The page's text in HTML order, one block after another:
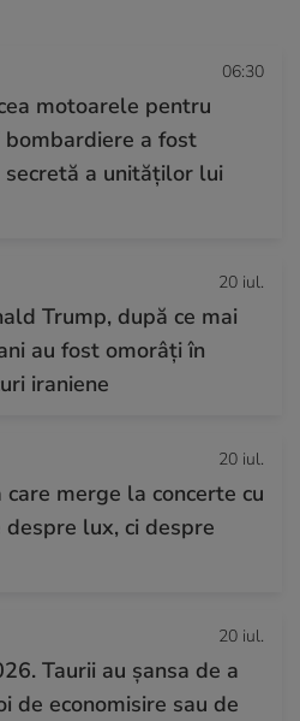
06:30
motoarele pentru
a fost
secretă a unităților lui
20 iul.
Trump, după ce mai
au fost omorâți în
iraniene
20 iul.
merge la concerte cu
lux, ci despre
20 iul.
Taurii au șansa de a
de economisire sau de